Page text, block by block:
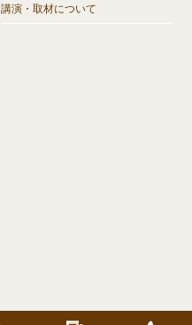
講演・取材について